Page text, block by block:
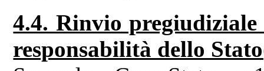
4.4. Rinvio
responsabilità dello